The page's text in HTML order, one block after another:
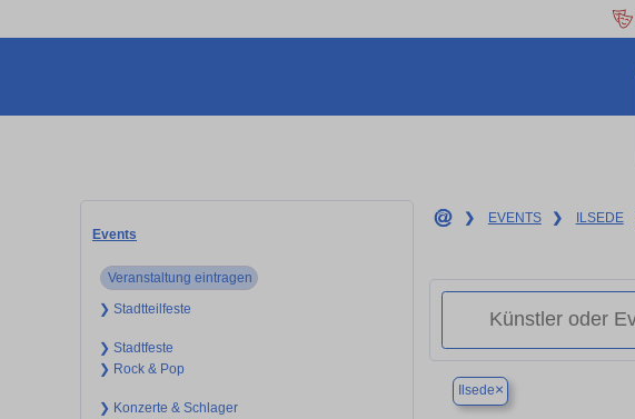
Events
Veranstaltung eintragen
❯ Stadtteilfeste
❯ Stadtfeste
❯ Rock & Pop
❯ Konzerte & Schlager
❯ EVENTS ❯ ILSEDE
Ilsede×